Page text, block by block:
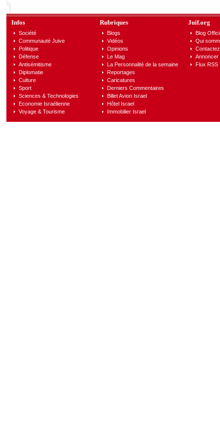
Infos
Société
Communauté Juive
Politique
Défense
Antisémitisme
Diplomatie
Culture
Sport
Sciences & Technologies
Economie Israélienne
Voyage & Tourisme
Rubriques
Blogs
Vidéos
Opinions
Le Mag
La Personnalité de la semaine
Reportages
Caricatures
Derniers Commentaires
Billet Avion Israel
Hôtel Israel
Immobilier Israel
Juif.org
Blog
Qui
Annoncer
Flux RSS